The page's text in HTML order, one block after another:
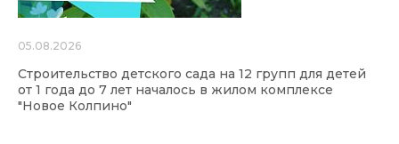
05.08.2026
Строительство детского сада на 12 групп для детей
от 1 года до 7 лет началось в жилом комплексе
"Новое Колпино"